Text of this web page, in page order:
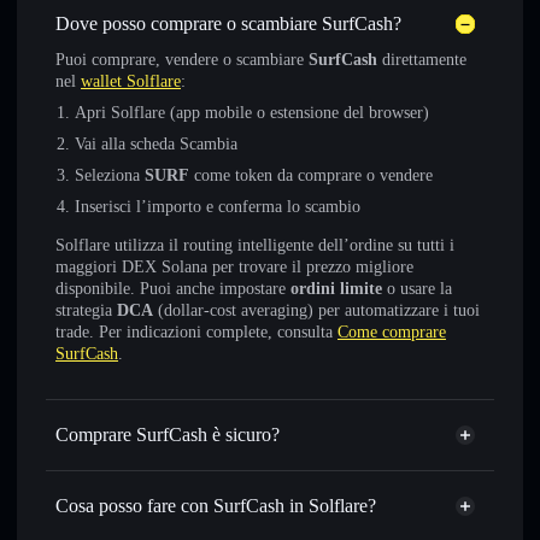
Dove posso comprare o scambiare SurfCash?
Puoi comprare, vendere o scambiare SurfCash direttamente
nel wallet Solflare:
Apri Solflare (app mobile o estensione del browser)
Vai alla scheda Scambia
Seleziona SURF come token da comprare o vendere
Inserisci l’importo e conferma lo scambio
Solflare utilizza il routing intelligente dell’ordine su tutti i
maggiori DEX Solana per trovare il prezzo migliore
disponibile. Puoi anche impostare ordini limite o usare la
strategia DCA (dollar-cost averaging) per automatizzare i tuoi
trade. Per indicazioni complete, consulta Come comprare
SurfCash.
Comprare SurfCash è sicuro?
SurfCash token verificato
Cosa posso fare con SurfCash in Solflare?